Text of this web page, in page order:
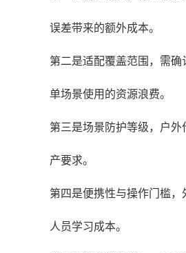
误差带来的额外成本。
第二是适配覆盖范围，需
单场景使用的资源浪费。
第三是场景防护等级，户
产要求。
第四是便携性与操作门槛
人员学习成本。